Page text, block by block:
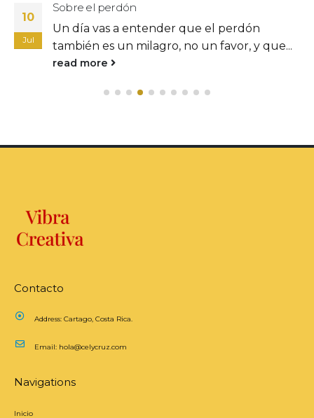
10
Jul
Sobre el perdón
Un día vas a entender que el perdón
también es un milagro, no un favor, y que...
read more
Contacto
Address: Cartago, Costa Rica.
Email: hola@celycruz.com
Navigations
Inicio